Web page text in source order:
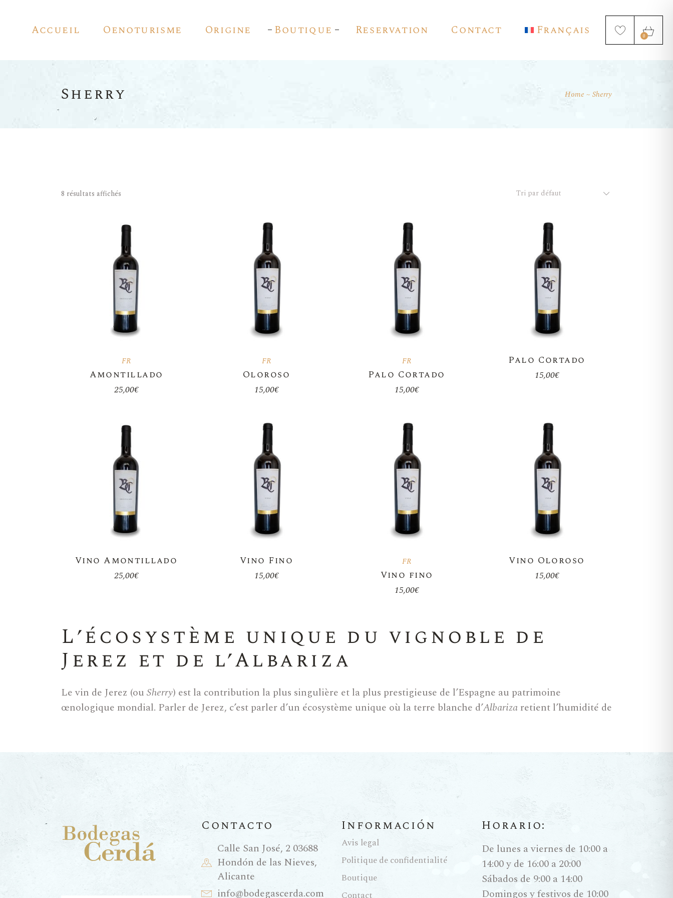
Accueil Oenoturisme Origine Boutique
Vin Orange
Bouteilles Magnum 1,5 L
Bag In Box
Bottes À Vin
Huile D’olive
Reservation Contact Français 0
Sherry Home Sherry
8 résultats affichés Tri par défaut
FR
Amontillado
25,00€
FR
Oloroso
15,00€
FR
Palo Cortado
15,00€
Palo Cortado
15,00€
Vino Amontillado
25,00€
Vino Fino
15,00€
FR
Vino fino
15,00€
Vino Oloroso
15,00€
L’écosystème unique du vignoble de
Jerez et de l’Albariza
Le vin de Jerez (ou Sherry) est la contribution la plus singulière et la plus prestigieuse de l’Espagne au patrimoine
œnologique mondial. Parler de Jerez, c’est parler d’un écosystème unique où la terre blanche d’Albariza retient l’humidité de
L’élevage biologique : Finos et
Manzanillas
La catégorie des vins de Jerez se divise en deux grandes familles selon leur mode d’élevage. Dans l’Élevage Biologique, le
protagoniste est le voile de fleur (
velo de flor
), une couche de levures naturelles qui se forme à la surface du vin, l’isolant de
l’oxygène et se nourrissant d’alcool. Le résultat donne lesFinos et lesManzanillas: des vins pâles, extrêmement secs, aux
arômes piquants de boulangerie et aux notes salines. Ce sont des vins vivants et délicats qui encapsulent la brise de
l’Atlantique, idéaux pour accompagner tout type de tapas ou de fritures.
Contacto
Calle San José, 2 03688
Hondón de las Nieves,
Alicante
info@bodegascerda.com
Información
Avis legal
Politique de confidentialité
Boutique
Horario:
De lunes a viernes de 10:00 a
14:00 y de 16:00 a 20:00
Sábados de 9:00 a 14:00
Domingos y festivos de 10:00